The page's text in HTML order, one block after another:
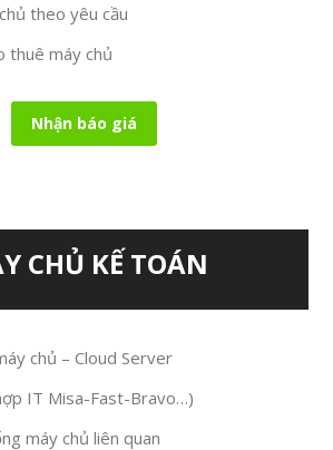
theo yêu cầu
thuê máy chủ
Nhận báo giá
CHỦ KẾ TOÁN
chủ – Cloud Server
IT Misa-Fast-Bravo…)
máy chủ liên quan